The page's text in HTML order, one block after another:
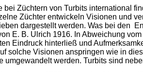
bei Züchtern von Turbits international
Züchter entwickeln Visionen und
dargestellt werden. Was bei den
E. B. Ulrich 1916. In Abweichung
Eindruck hinterließ und
solche Visionen anspringen wie in
umgewandelt werden. Turbits sind